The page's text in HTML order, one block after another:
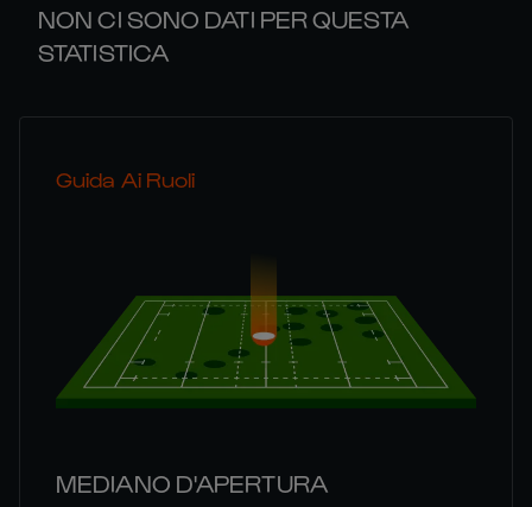
NON CI SONO DATI PER QUESTA
STATISTICA
Guida Ai Ruoli
MEDIANO D'APERTURA